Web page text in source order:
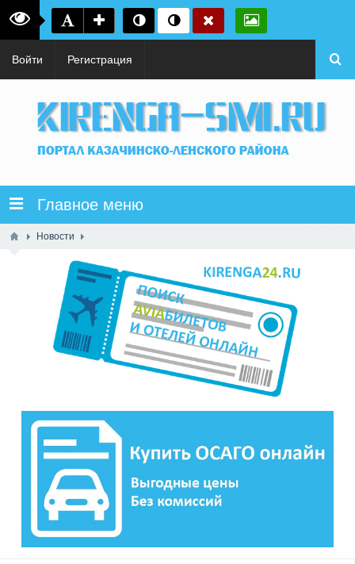
Войти Регистрация
Главное меню
Новости